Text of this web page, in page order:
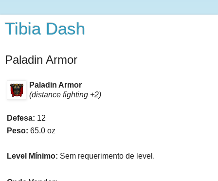
Tibia Dash
Paladin Armor
Paladin Armor
(distance fighting +2)
Defesa: 12
Peso: 65.0 oz
Level Mínimo: Sem requerimento de level.